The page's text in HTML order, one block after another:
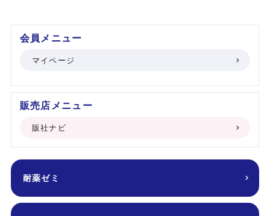
会員メニュー
マイページ
販売店メニュー
販社ナビ
耐薬ゼミ